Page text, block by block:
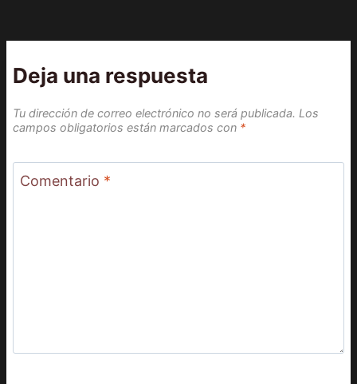
Deja una respuesta
Tu dirección de correo electrónico no será publicada. Los
campos obligatorios están marcados con *
Comentario *